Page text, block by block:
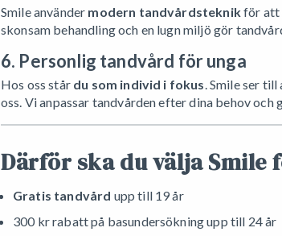
Smile använder modern tandvårdsteknikför att
skonsam behandling och en lugn miljö gör
6. Personlig tandvård för unga
Hos oss står du som individ i fokus . Smile ser
oss. Vi anpassar tandvården efter dina behov och
Därför ska du välja Smile
Gratis tandvård upp till 19 år
300 kr rabatt på basundersökning upp till 24 år